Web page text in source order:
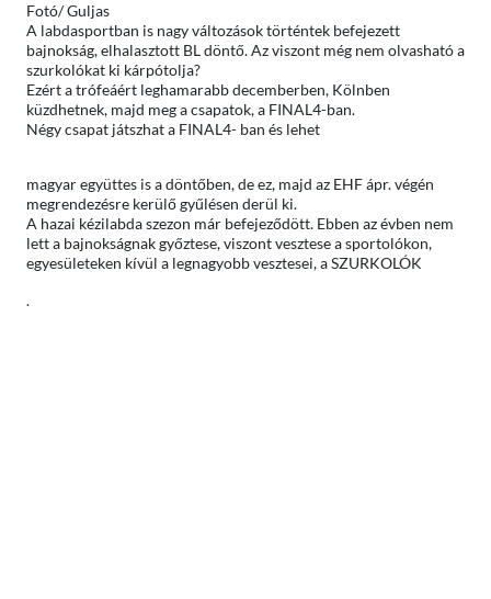
Fotó/ Guljas
A labdasportban is nagy változások történtek befejezett
bajnokság, elhalasztott BL döntő. Az viszont még nem olvasható a
szurkolókat ki kárpótolja?
Ezért a trófeáért leghamarabb decemberben, Kölnben
küzdhetnek, majd meg a csapatok, a FINAL4-ban.
Négy csapat játszhat a FINAL4- ban és lehet
magyar együttes is a döntőben, de ez, majd az EHF ápr. végén
megrendezésre kerülő gyűlésen derül ki.
A hazai kézilabda szezon már befejeződött. Ebben az évben nem
lett a bajnokságnak győztese, viszont vesztese a sportolókon,
egyesületeken kívül a legnagyobb vesztesei, a SZURKOLÓK
.